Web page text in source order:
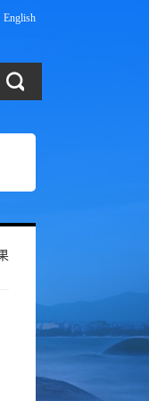
English